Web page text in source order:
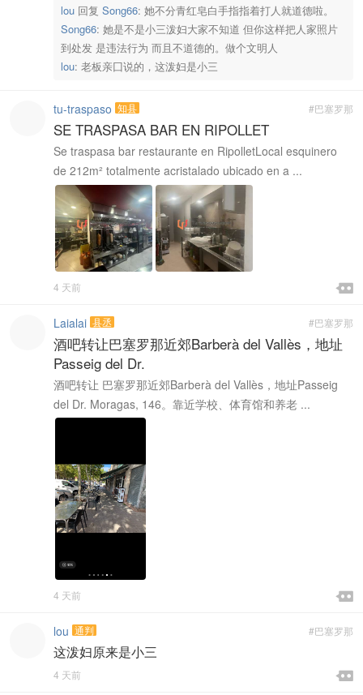
lou 回复 Song66: 她不分青红皂白手指指着打人就道德啦。
Song66: 她是不是小三泼妇大家不知道 但你这样把人家照片
到处发 是违法行为 而且不道德的。做个文明人
lou: 老板亲囗说的，这泼妇是小三
#巴塞罗那
tu-traspaso 知县
SE TRASPASA BAR EN RIPOLLET
Se traspasa bar restaurante en RipolletLocal esquinero
de 212m² totalmente acristalado ubicado en a ...

4 天前 
#巴塞罗那
Laialai 县丞
酒吧转让巴塞罗那近郊Barberà del Vallès，地址
Passeig del Dr.
酒吧转让 巴塞罗那近郊Barberà del Vallès，地址Passeig
del Dr. Moragas, 146。靠近学校、体育馆和养老 ...

4 天前 
#巴塞罗那
lou 通判
这泼妇原来是小三

4 天前 